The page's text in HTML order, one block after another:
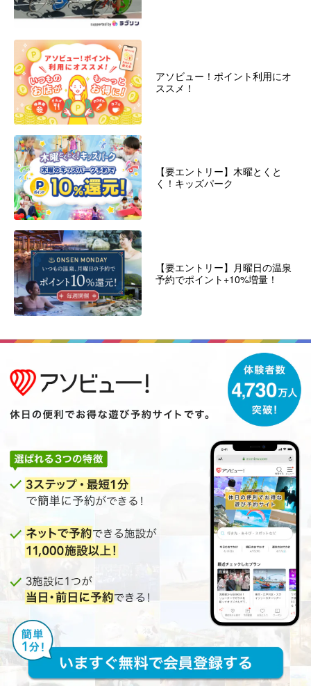
アソビュー！ポイント利用にオ
ススメ！
【要エントリー】木曜とくと
く！キッズパーク
【要エントリー】月曜日の温泉
予約でポイント+10%増量！